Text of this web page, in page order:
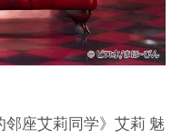
邻座艾莉同学》艾莉 魅